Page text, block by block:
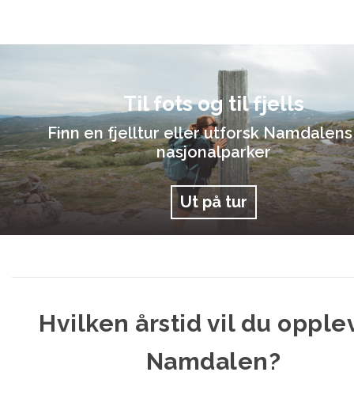
Til fots og til fjells
Finn en fjelltur eller utforsk
nasjonalparker
Ut på tur
Hvilken årstid vil du
Namdalen?